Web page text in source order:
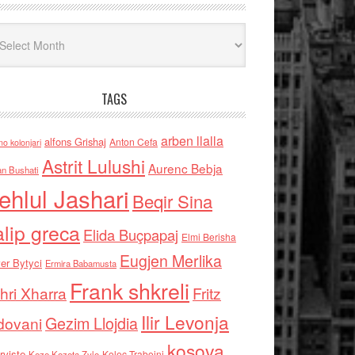
TAGS
kolonjari alfons Grishaj Anton Cefa arben llalla
Bushati Astrit Lulushi Aurenc Bebja
Jashari Beqir Sina
grecaElida Buçpapaj Elmi Berisha
Bytyci Ermira Babamusta Eugjen Merlika
Xharra Frank shkreli Fritz
Gezim Llojdia Ilir Levonja